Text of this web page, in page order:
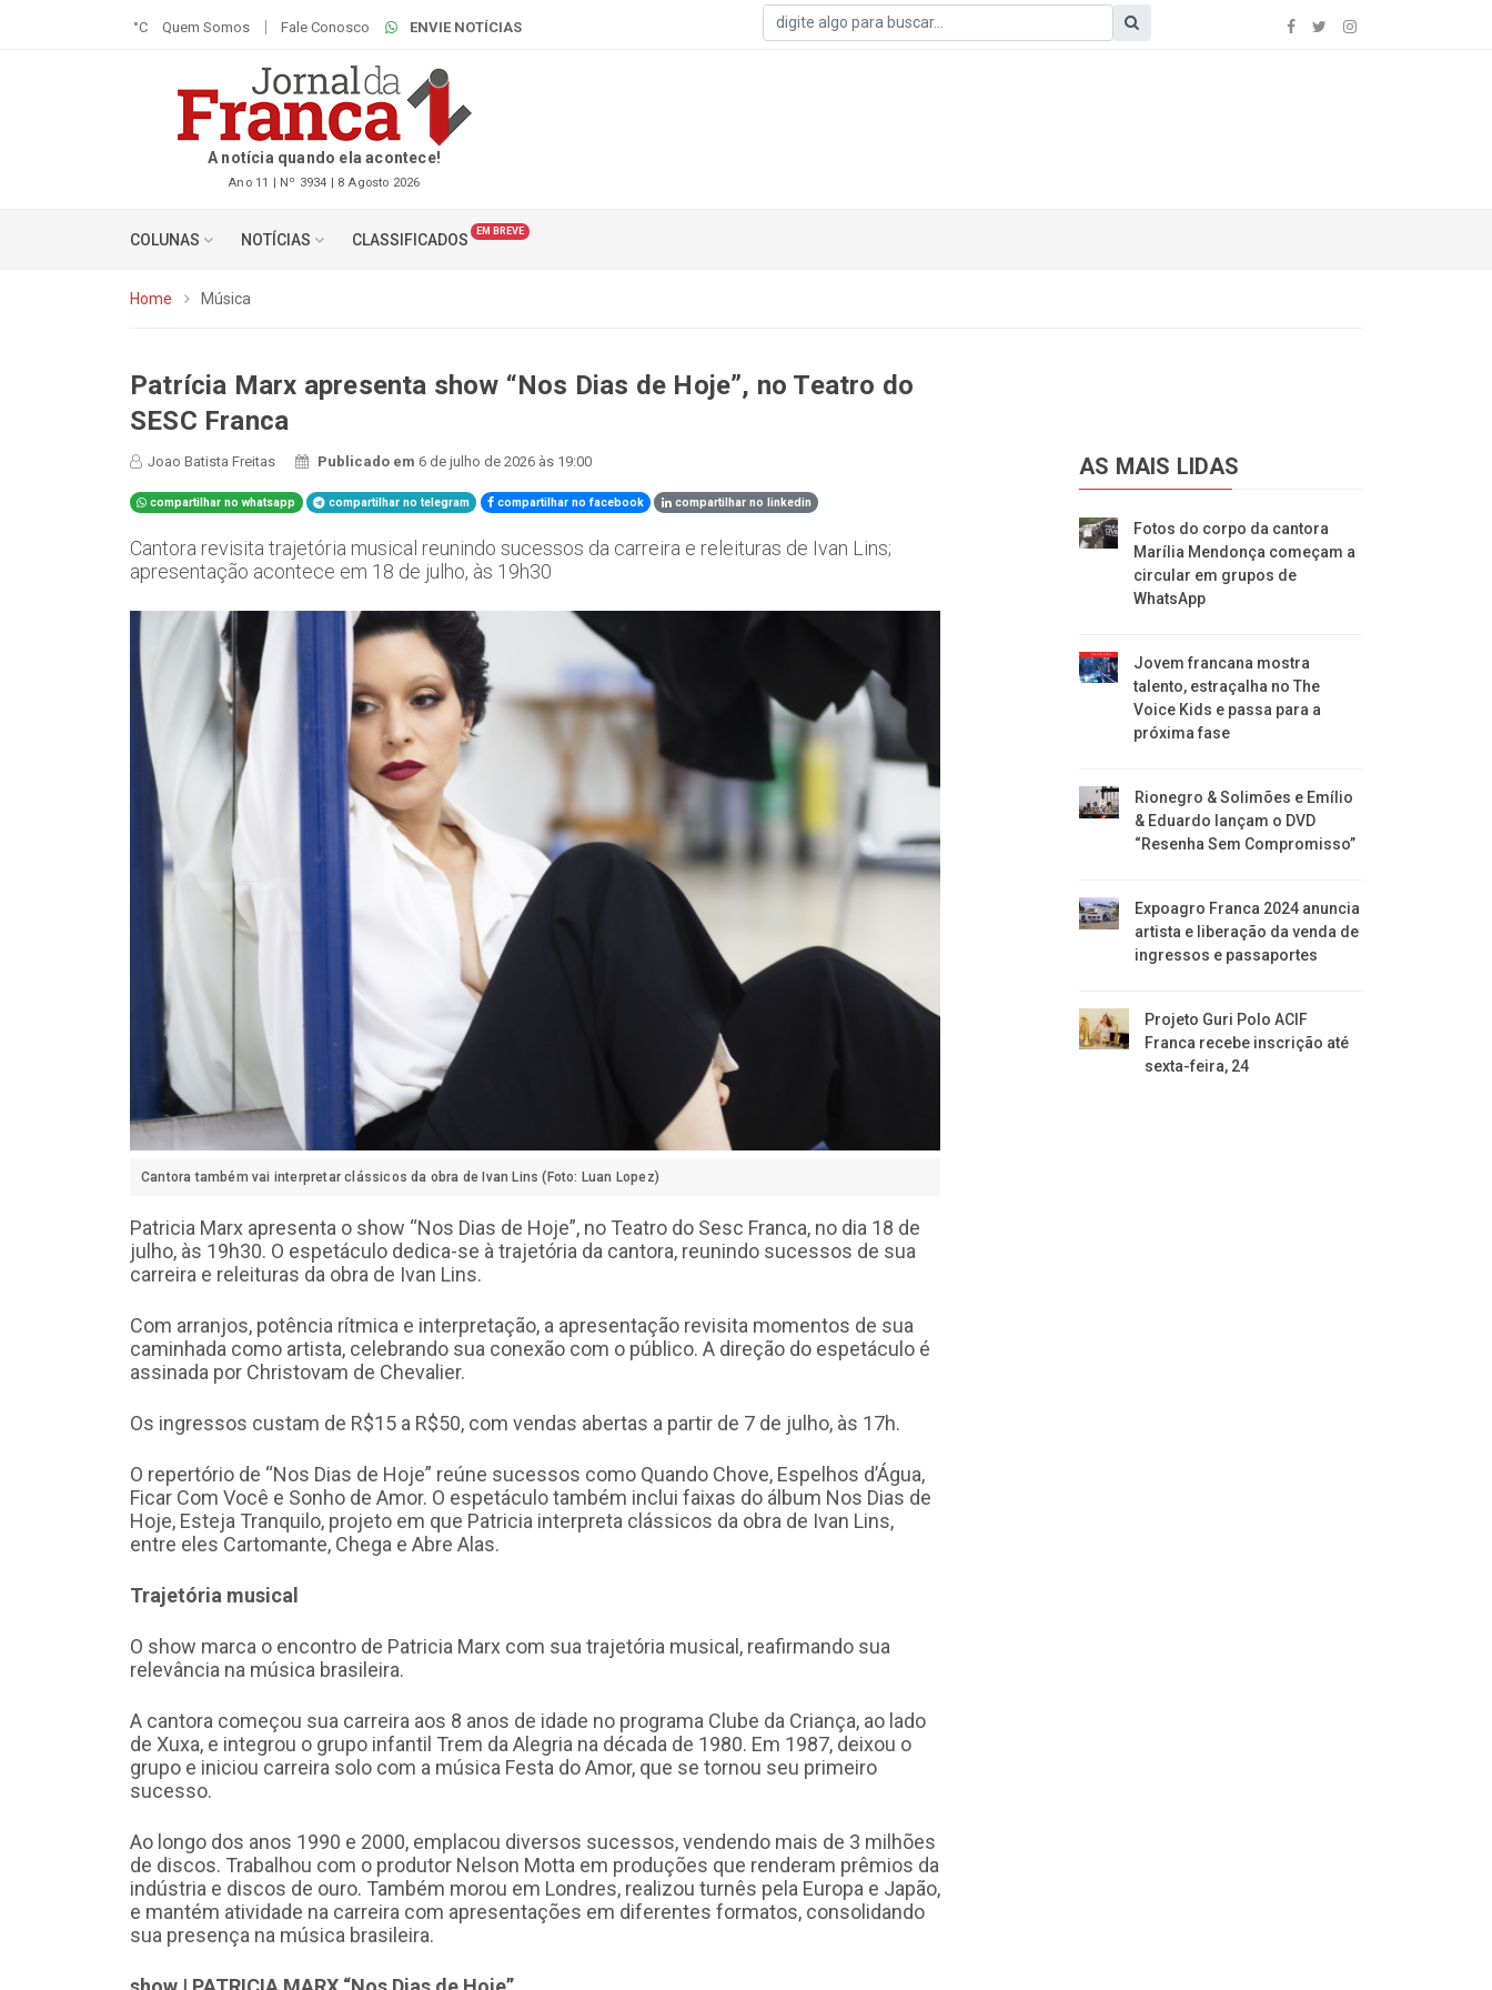
°C Quem Somos Fale Conosco ENVIE NOTÍCIAS
A notícia quando ela acontece!
Ano 11 | Nº 3934 | 8 Agosto 2026
COLUNAS NOTÍCIAS CLASSIFICADOS EM BREVE
Home Música
Patrícia Marx apresenta show “Nos Dias de Hoje”, no Teatro do
SESC Franca
Joao Batista Freitas Publicado em6 de julho de 2026 às 19:00
compartilhar no whatsapp compartilhar no telegram compartilhar no facebook compartilhar no linkedin
Cantora revisita trajetória musical reunindo sucessos da carreira e releituras de Ivan Lins;
apresentação acontece em 18 de julho, às 19h30
Cantora também vai interpretar clássicos da obra de Ivan Lins (Foto: Luan Lopez)
Patricia Marx apresenta o show “Nos Dias de Hoje”, no Teatro do Sesc Franca, no dia 18 de
julho, às 19h30. O espetáculo dedica-se à trajetória da cantora, reunindo sucessos de sua
carreira e releituras da obra de Ivan Lins.
Com arranjos, potência rítmica e interpretação, a apresentação revisita momentos de sua
caminhada como artista, celebrando sua conexão com o público. A direção do espetáculo é
assinada por Christovam de Chevalier.
Os ingressos custam de R$15 a R$50, com vendas abertas a partir de 7 de julho, às 17h.
O repertório de “Nos Dias de Hoje” reúne sucessos como Quando Chove, Espelhos d’Água,
Ficar Com Você e Sonho de Amor. O espetáculo também inclui faixas do álbum Nos Dias de
Hoje, Esteja Tranquilo, projeto em que Patricia interpreta clássicos da obra de Ivan Lins,
entre eles Cartomante, Chega e Abre Alas.
Trajetória musical
O show marca o encontro de Patricia Marx com sua trajetória musical, reafirmando sua
relevância na música brasileira.
A cantora começou sua carreira aos 8 anos de idade no programa Clube da Criança, ao lado
de Xuxa, e integrou o grupo infantil Trem da Alegria na década de 1980. Em 1987, deixou o
grupo e iniciou carreira solo com a música Festa do Amor, que se tornou seu primeiro
sucesso.
Ao longo dos anos 1990 e 2000, emplacou diversos sucessos, vendendo mais de 3 milhões
de discos. Trabalhou com o produtor Nelson Motta em produções que renderam prêmios da
indústria e discos de ouro. Também morou em Londres, realizou turnês pela Europa e Japão,
e mantém atividade na carreira com apresentações em diferentes formatos, consolidando
sua presença na música brasileira.
AS MAIS LIDAS
Fotos do corpo da cantora
Marília Mendonça começam a
circular em grupos de
WhatsApp
Jovem francana mostra
talento, estraçalha no The
Voice Kids e passa para a
próxima fase
Rionegro & Solimões e Emílio
& Eduardo lançam o DVD
“Resenha Sem Compromisso”
Expoagro Franca 2024 anuncia
artista e liberação da venda de
ingressos e passaportes
Projeto Guri Polo ACIF
Franca recebe inscrição até
sexta-feira, 24